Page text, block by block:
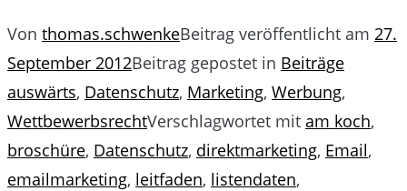
Von thomas.schwenkeBeitrag veröffentlicht am 27.
September 2012Beitrag gepostet in Beiträge
auswärts, Datenschutz, Marketing, Werbung,
WettbewerbsrechtVerschlagwortet mit am koch,
broschüre, Datenschutz, direktmarketing, Email,
emailmarketing, leitfaden, listendaten,